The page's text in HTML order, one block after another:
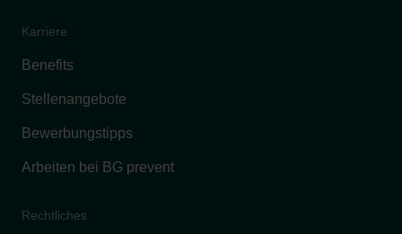
Karriere
Benefits
Stellenangebote
Bewerbungstipps
Arbeiten bei BG prevent
Rechtliches